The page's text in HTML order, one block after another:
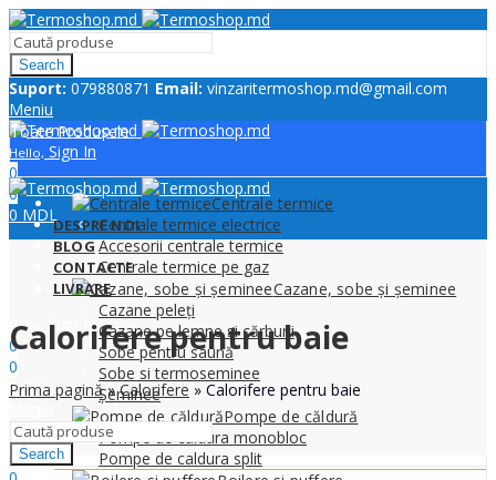
Search
Suport: 079880871 Email: vinzaritermoshop.md@gmail.com
Meniu
Hello, Sign In
0
0
0 MDL
Toate Produsele
Centrale termice
Centrale termice electrice
Accesorii centrale termice
Centrale termice pe gaz
Cazane, sobe și șeminee
Cazane peleți
Cazane pe lemne si cărbuni
Sobe pentru saună
Sobe si termoseminee
Șeminee
Pompe de căldură
Pompe de caldura monobloc
Pompe de caldura split
DESPRE NOI
BLOG
CONTACTE
LIVRARE
Hello,
Sign In
0
0
0MDL
Search
Calorifere pentru baie
Prima pagină»Calorifere » Calorifere pentru baie